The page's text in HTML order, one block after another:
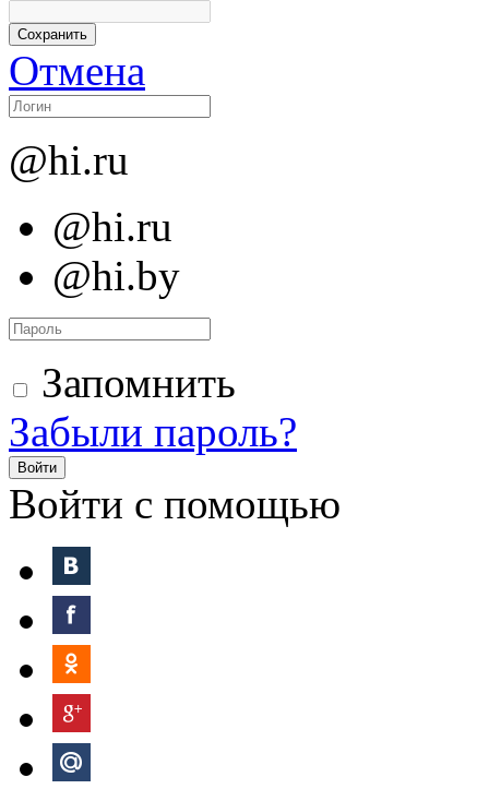
Отмена
@hi.ru
@hi.ru
@hi.by
Запомнить
Забыли пароль?
Войти
Войти с помощью